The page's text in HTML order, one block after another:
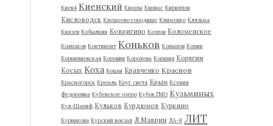
Киев4 Киенский Кимры Кирвас Кириллов
Кисловодск Клещеево городище Клименко Клязьма
Князев Кобылкин Ковригино Козлов Коломенское
Колпаков Континент Коньков Копылов Корин
Корнилиевская Коровин Королева Коршия Корягин
Косых Коха Коцан Кравченко Краснов
Красногорск Кремль Круг света Крым Ксения
Федоровна Кубенское озеро Кубок ГМО Кузьминых
Кул-Шариф Кульков Курдюмов Куркино
Курникова Курский вокзал Л.Маврин ЛА-8 ЛИТ